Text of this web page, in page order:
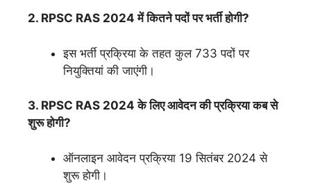
2. RPSC RAS 2024 में कितने पदों पर भर्ती होगी?
इस भर्ती प्रक्रिया के तहत कुल 733 पदों पर
नियुक्तियां की जाएंगी।
3. RPSC RAS 2024 के लिए आवेदन की प्रक्रिया कब से
शुरू होगी?
ऑनलाइन आवेदन प्रक्रिया 19 सितंबर 2024 से
शुरू होगी।